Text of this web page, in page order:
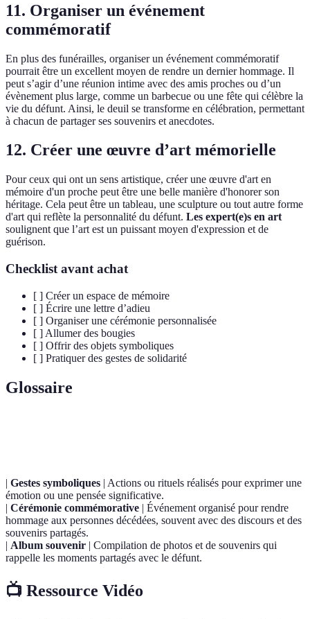
11. Organiser un événement
commémoratif
En plus des funérailles, organiser un événement commémoratif
pourrait être un excellent moyen de rendre un dernier hommage. Il
peut s’agir d’une réunion intime avec des amis proches ou d’un
évènement plus large, comme un barbecue ou une fête qui célèbre la
vie du défunt. Ainsi, le deuil se transforme en célébration, permettant
à chacun de partager ses souvenirs et anecdotes.
12. Créer une œuvre d’art mémorielle
Pour ceux qui ont un sens artistique, créer une œuvre d'art en
mémoire d'un proche peut être une belle manière d'honorer son
héritage. Cela peut être un tableau, une sculpture ou tout autre forme
d'art qui reflète la personnalité du défunt. Les expert(e)s en art
soulignent que l’art est un puissant moyen d'expression et de
guérison.
Checklist avant achat
[ ] Créer un espace de mémoire
[ ] Écrire une lettre d’adieu
[ ] Organiser une cérémonie personnalisée
[ ] Allumer des bougies
[ ] Offrir des objets symboliques
[ ] Pratiquer des gestes de solidarité
Glossaire
| Gestes symboliques | Actions ou rituels réalisés pour exprimer une
émotion ou une pensée significative.
| Cérémonie commémorative | Événement organisé pour rendre
hommage aux personnes décédées, souvent avec des discours et des
souvenirs partagés.
| Album souvenir | Compilation de photos et de souvenirs qui
rappelle les moments partagés avec le défunt.
📺 Ressource Vidéo